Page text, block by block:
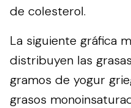
de colesterol.
La siguiente gráfica
distribuyen las
gramos de yogur
grasos